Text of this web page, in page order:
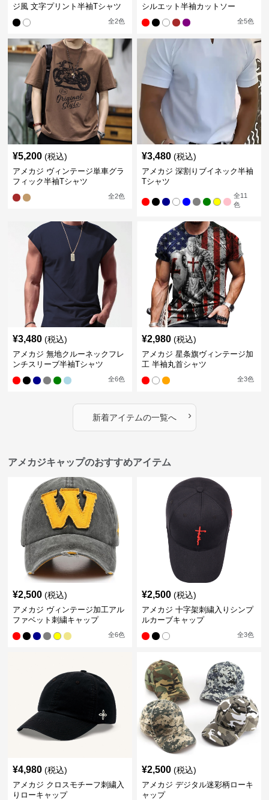
ジ風 文字プリント半袖Tシャツ
全2色
シルエット半袖カットソー
全5色
¥5,200 (税込)
アメカジ ヴィンテージ単車グラ
フィック半袖Tシャツ
全2色
¥3,480 (税込)
アメカジ 深割りブイネック半袖
Tシャツ
全11
色
¥3,480 (税込)
アメカジ 無地クルーネックフレ
ンチスリーブ半袖Tシャツ
全6色
¥2,980 (税込)
アメカジ 星条旗ヴィンテージ加
工 半袖丸首シャツ
全3色
新着アイテムの一覧へ ›
アメカジキャップのおすすめアイテム
¥2,500 (税込)
アメカジ ヴィンテージ加工アル
ファベット刺繍キャップ
全6色
¥2,500 (税込)
アメカジ 十字架刺繍入りシンプ
ルカーブキャップ
全3色
¥4,980 (税込)
アメカジ クロスモチーフ刺繍入
りローキャップ
¥2,500 (税込)
アメカジ デジタル迷彩柄ローキ
ャップ